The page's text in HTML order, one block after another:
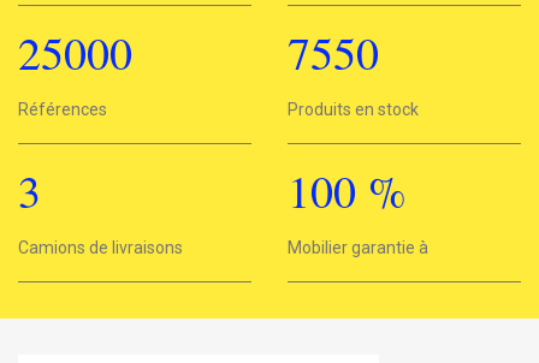
25000
25000
Références
7550
7550
Produits en stock
3
3
Camions de livraisons
100 %
Mobilier garantie à